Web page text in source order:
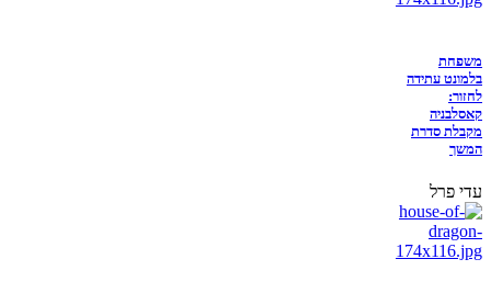
משפחת
בלמונט עתידה
לחזור:
קאסלבניה
מקבלת סדרת
המשך
עדי פרל